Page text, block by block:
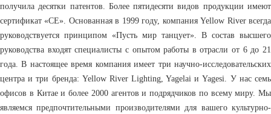
получила десятки патентов. Более пятидесяти видов продукции имеют
сертификат «CE». Основанная в 1999 году, компания Yellow River всегда
руководствуется принципом «Пусть мир танцует». В состав высшего
руководства входят специалисты с опытом работы в отрасли от 6 до 21
года. В настоящее время компания имеет три научно-исследовательских
центра и три бренда: Yellow River Lighting, Yagelai и Yagesi. У нас семь
офисов в Китае и более 2000 агентов и подрядчиков по всему миру. Мы
являемся предпочтительными производителями для вашего культурно-